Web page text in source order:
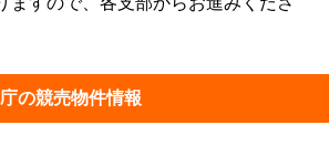
の競売物件情報